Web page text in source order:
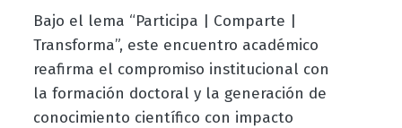
Bajo el lema “Participa | Comparte |
Transforma”, este encuentro académico
reafirma el compromiso institucional con
la formación doctoral y la generación de
conocimiento científico con impacto